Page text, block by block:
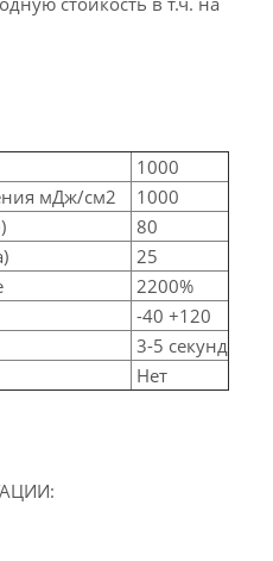
1000
мДж/см2
1000
80
25
2200%
-40 +120
3-5 секунд
Нет